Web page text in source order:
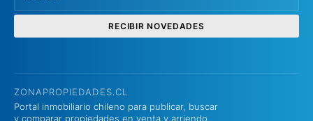
RECIBIR NOVEDADES
ZONAPROPIEDADES.CL
Portal inmobiliario chileno para publicar, buscar
y comparar propiedades en venta y arriendo.